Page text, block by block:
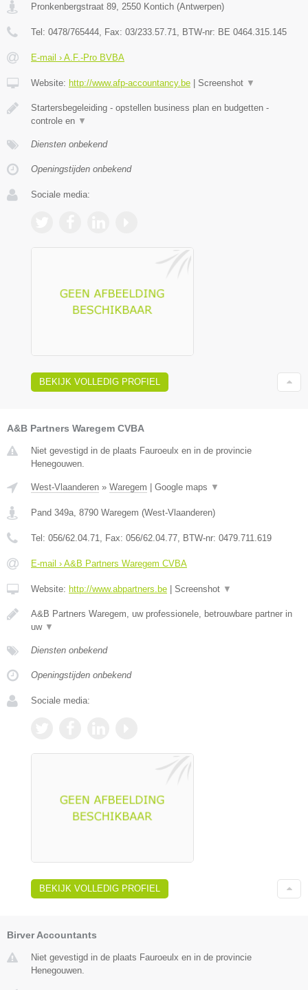
Pronkenbergstraat 89 2550 Kontich (Antwerpen)
Tel: 0478/765444 , Fax: 03/233.57.71 , BTW-nr: BE 0464.315.145
E-mail › A.F.-Pro BVBA
Website: http://www.afp-accountancy.be | Screenshot ▼
Startersbegeleiding - opstellen business plan en budgetten -
controle en ▼
Diensten onbekend
Openingstijden onbekend
Sociale media:
BEKIJK VOLLEDIG PROFIEL
A&B Partners Waregem CVBA
Niet gevestigd in de plaats Fauroeulx en in de provincie
Henegouwen.
West-Vlaanderen » Waregem Google maps ▼
Pand 349a, 8790 Waregem (West-Vlaanderen)
Tel: 056/62.04.71, Fax: 056/62.04.77, BTW-nr: 0479.711.619
E-mail › A&B Partners Waregem CVBA
Website: http://www.abpartners.be Screenshot ▼
A&B Partners Waregem, uw professionele, betrouwbare partner in
uw ▼
Diensten onbekend
Openingstijden onbekend
Sociale media:
BEKIJK VOLLEDIG PROFIEL
Birver Accountants
Niet gevestigd in de plaats Fauroeulx en in de provincie
Henegouwen.